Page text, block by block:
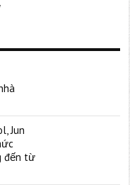
Jun
đến từ